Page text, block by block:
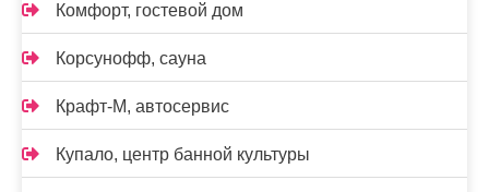
Комфорт, гостевой дом
Корсунофф, сауна
Крафт-М, автосервис
Купало, центр банной культуры